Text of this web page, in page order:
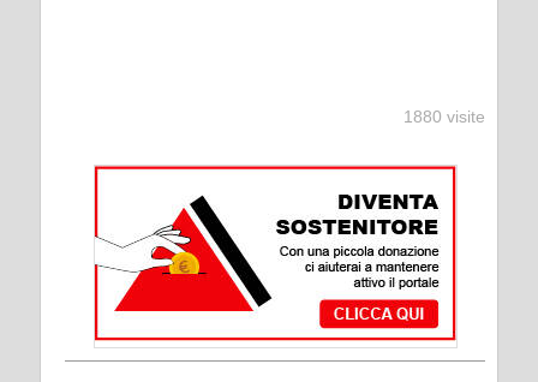
1880 visite